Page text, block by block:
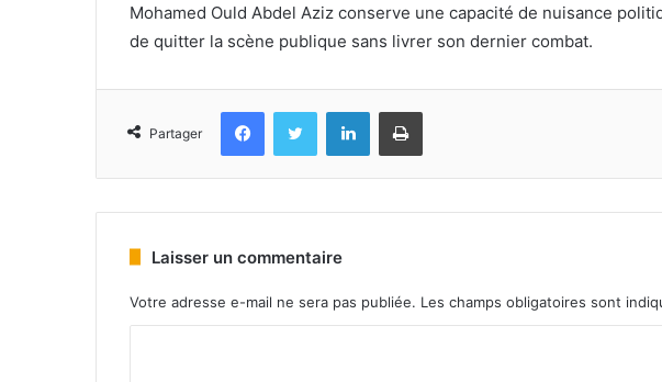
Mohamed Ould Abdel Aziz conserve une capacité de nuisance
de quitter la scène publique sans livrer son dernier combat.
Partager
FacebookTwitter LinkedinImprimer
Laisser un commentaire
Votre adresse e-mail ne sera pas publiée. Les champs obligatoires sont